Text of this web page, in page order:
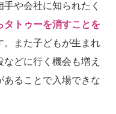
や会社に知られたく
タトゥーを消すことを
。また子どもが生まれ
どに行く機会も増え
あることで入場できな